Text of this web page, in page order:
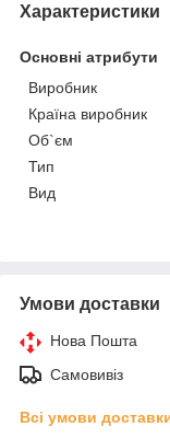
Характеристики
Основні атрибути
Виробник
Країна виробник
Об`єм
Тип
Вид
Умови доставки
Нова Пошта
Самовивіз
Всі умови